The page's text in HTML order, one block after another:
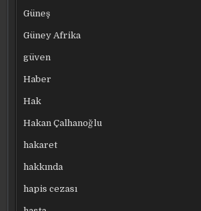
Güneş
Güney Afrika
güven
Haber
Hak
Hakan Çalhanoğlu
hakaret
hakkında
hapis cezası